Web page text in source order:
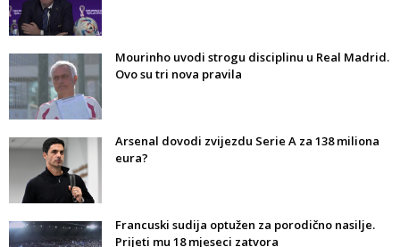
Mourinho uvodi strogu disciplinu u Real Madrid.
Ovo su tri nova pravila
Arsenal dovodi zvijezdu Serie A za 138 miliona
eura?
Francuski sudija optužen za porodično nasilje.
Prijeti mu 18 mjeseci zatvora